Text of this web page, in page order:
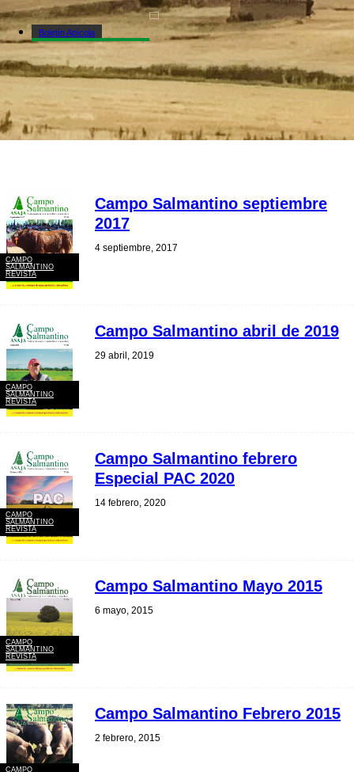
Boletín Apícola
Campo Salmantino Revista
CAMPO
SALMANTINO
REVISTA
Campo Salmantino septiembre
2017
4 septiembre, 2017
CAMPO
SALMANTINO
REVISTA
Campo Salmantino abril de 2019
29 abril, 2019
CAMPO
SALMANTINO
REVISTA
Campo Salmantino febrero
Especial PAC 2020
14 febrero, 2020
CAMPO
SALMANTINO
REVISTA
Campo Salmantino Mayo 2015
6 mayo, 2015
CAMPO
Campo Salmantino Febrero 2015
2 febrero, 2015